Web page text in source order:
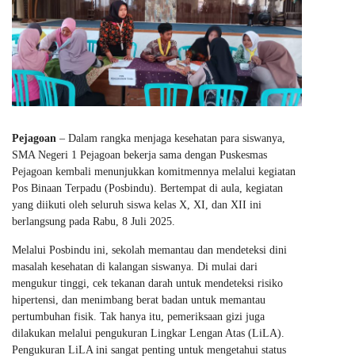
Pejagoan – Dalam rangka menjaga kesehatan para siswanya,
SMA Negeri 1 Pejagoan bekerja sama dengan Puskesmas
Pejagoan kembali menunjukkan komitmennya melalui kegiatan
Pos Binaan Terpadu (Posbindu). Bertempat di aula, kegiatan
yang diikuti oleh seluruh siswa kelas X, XI, dan XII ini
berlangsung pada Rabu, 8 Juli 2025.
Melalui Posbindu ini, sekolah memantau dan mendeteksi dini
masalah kesehatan di kalangan siswanya. Di mulai dari
mengukur tinggi, cek tekanan darah untuk mendeteksi risiko
hipertensi, dan menimbang berat badan untuk memantau
pertumbuhan fisik. Tak hanya itu, pemeriksaan gizi juga
dilakukan melalui pengukuran Lingkar Lengan Atas (LiLA).
Pengukuran LiLA ini sangat penting untuk mengetahui status